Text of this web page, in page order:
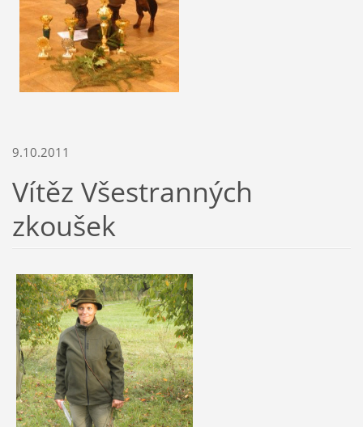
9.10.2011
Vítěz Všestranných
zkoušek